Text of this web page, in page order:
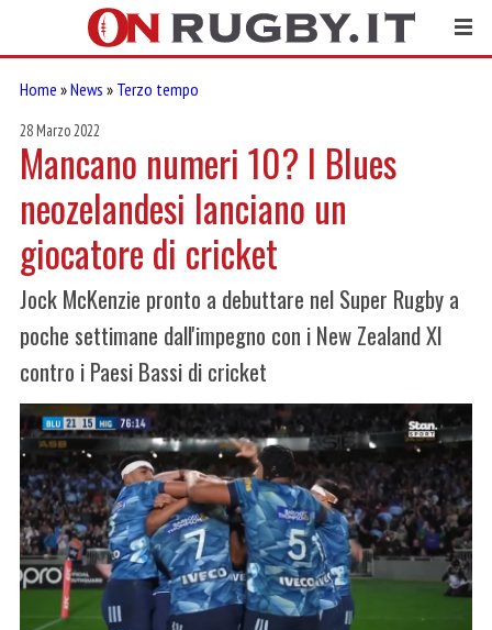
Home »News » Terzo tempo
28 Marzo 2022
Mancano numeri 10? I Blues
neozelandesi lanciano un
giocatore di cricket
Jock McKenzie pronto a debuttare nel Super Rugby a
poche settimane dall'impegno con i New Zealand XI
contro i Paesi Bassi di cricket